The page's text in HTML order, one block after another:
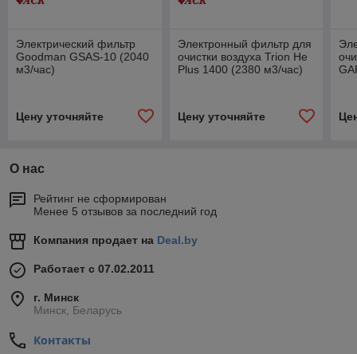
Электрический фильтр
Goodman GSAS-10 (2040
м3/час)
Цену уточняйте
Электронный фильтр для
очистки воздуха Trion He
Plus 1400 (2380 м3/час)
Цену уточняйте
О нас
Рейтинг не сформирован
Менее 5 отзывов за последний год
Компания продает на Deal.by
Работает с 07.02.2011
г. Минск
Минск, Беларусь
Контакты